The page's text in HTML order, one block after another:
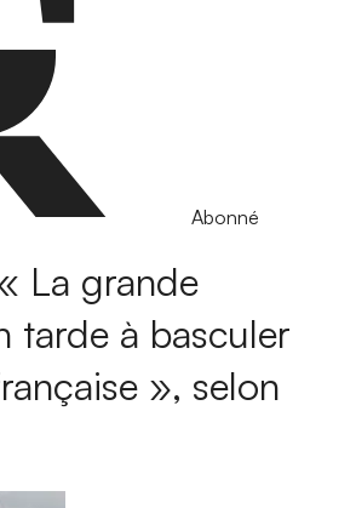
Abonné
La grande
tarde à basculer
», selon